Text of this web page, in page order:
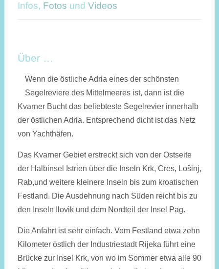
Infos, Fotos und Videos
Über …
Wenn die östliche Adria eines der schönsten
Segel­reviere des Mittel­meeres ist, dann ist die
Kvarner Bucht das beliebteste Segelrevier inner­halb
der öst­lichen Adria. Entspre­chend dicht ist das Netz
von Yachthäfen.
Das Kvarner Gebiet erstreckt sich von der Ostseite
der Halbinsel Istrien über die Inseln Krk, Cres, Lošinj,
Rab,und weitere kleinere Inseln bis zum kroatischen
Festland. Die Ausdehnung nach Süden reicht bis zu
den Inseln Ilovik und dem Nordteil der Insel Pag.
Die Anfahrt ist sehr einfach. Vom Festland etwa zehn
Kilometer östlich der Industriestadt Rijeka führt eine
Brücke zur Insel Krk, von wo im Sommer etwa alle 90